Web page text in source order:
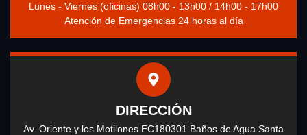
Lunes - Viernes (oficinas) 08h00 - 13h00 / 14h00 - 17h00
Atención de Emergencias 24 horas al día
DIRECCIÓN
Av. Oriente y los Motilones EC180301 Baños de Agua Santa